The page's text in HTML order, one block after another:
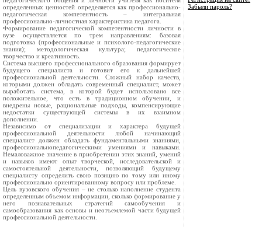
определенных ценностей определяется как профессионально-
педагогическая компетентность – интегральная
профессионально-личностная характеристика педагога.
Формирование педагогической компетентности личности в
вузе осуществляется по трем направлениям: базовая
подготовка (профессиональные и психолого-педагогические
знания); методологическая культура; педагогическое
творчество и креативность.
Система высшего профессионального образования формирует
будущего специалиста и готовит его к дальнейшей
профессиональной деятельности. Сложный набор качеств,
которыми должен обладать современный специалист, может
выработать система, в которой будет использовано все
положительное, что есть в традиционном обучении, и
внедрены новые, рациональные подходы, компенсирующие
недостатки существующей системы в их взаимном
дополнении.
Независимо от специализации и характера будущей
профессиональной деятельности любой начинающий
специалист должен обладать фундаментальными знаниями,
профессиональнопедагогическими умениями и навыками.
Немаловажное значение в приобретении этих знаний, умений
и навыков имеют опыт творческой, исследовательской и
самостоятельной деятельности, позволяющий будущему
специалисту определить свою позицию по тому или иному
профессионально ориентированному вопросу или проблеме.
Цель вузовского обучения – не столько наполнение студента
определенным объемом информации, сколько формирование у
него познавательных стратегий самообучения и
самообразования как основы и неотъемлемой части будущей
профессиональной деятельности.
Забыли пароль?